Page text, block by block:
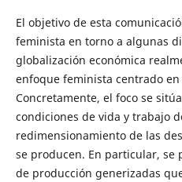
El objetivo de esta
feminista en torno a algunas
globalización económica
enfoque feminista centrado
Concretamente, el foco se
condiciones de vida y trabajo
redimensionamiento de las
se producen. En particular, se
de producción generizadas